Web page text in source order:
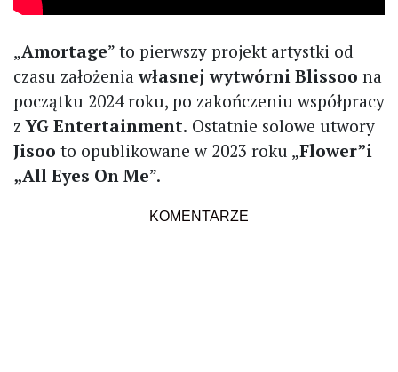
„Amortage” to pierwszy projekt artystki od
czasu założeniawłasnej wytwórni Blissoo na
początku 2024 roku, po zakończeniu współpracy
zYG Entertainment. Ostatnie solowe utwory
Jisoo to opublikowane w 2023 roku „Flower”i
„All Eyes On Me”.
KOMENTARZE